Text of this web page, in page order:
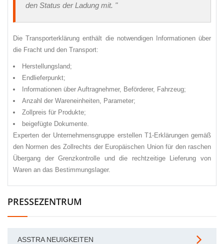
den Status der Ladung mit. "
Die Transporterklärung enthält die notwendigen Informationen über
die Fracht und den Transport:
Herstellungsland;
Endlieferpunkt;
Informationen über Auftragnehmer, Beförderer, Fahrzeug;
Anzahl der Wareneinheiten, Parameter;
Zollpreis für Produkte;
beigefügte Dokumente.
Experten der Unternehmensgruppe erstellen T1-Erklärungen gemäß
den Normen des Zollrechts der Europäischen Union für den raschen
Übergang der Grenzkontrolle und die rechtzeitige Lieferung von
Waren an das Bestimmungslager.
PRESSEZENTRUM
ASSTRA NEUIGKEITEN